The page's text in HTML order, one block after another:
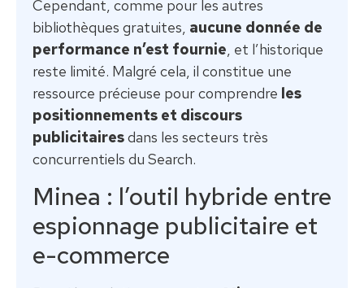
Cependant, comme pour les autres
bibliothèques gratuites, aucune donnée de
performance n’est fournie, et l’historique
reste limité. Malgré cela, il constitue une
ressource précieuse pour comprendre les
positionnements et discours
publicitairesdans les secteurs très
concurrentiels du Search.
Minea : l’outil hybride entre
espionnage publicitaire et
e-commerce